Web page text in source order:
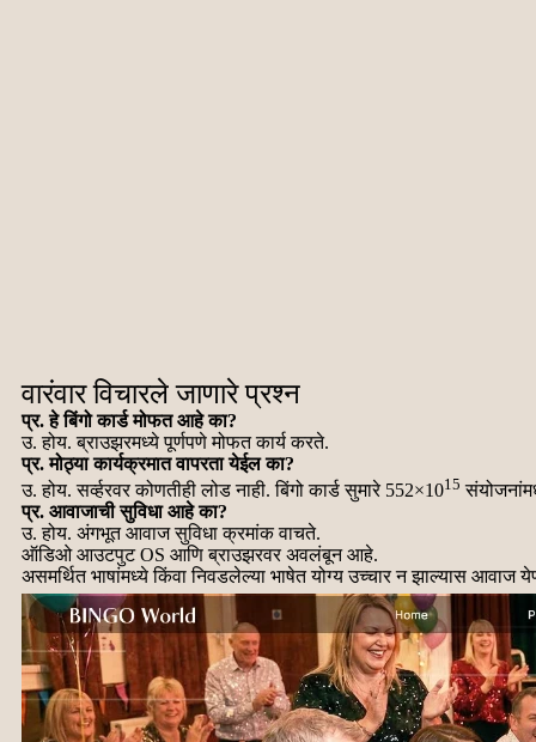
वारंवार विचारले जाणारे प्रश्न
प्र. हे बिंगो कार्ड मोफत आहे का?
उ. होय. ब्राउझरमध्ये पूर्णपणे मोफत कार्य करते.
प्र. मोठ्या कार्यक्रमात वापरता येईल का?
उ. होय. सर्व्हरवर कोणतीही लोड नाही. बिंगो कार्ड सुमारे 552×1015
प्र. आवाजाची सुविधा आहे का?
उ. होय. अंगभूत आवाज सुविधा क्रमांक वाचते.
ऑडिओ आउटपुट OS आणि ब्राउझरवर अवलंबून आहे.
असमर्थित भाषांमध्ये किंवा निवडलेल्या भाषेत योग्य उच्चार न झाल्यास आवाज